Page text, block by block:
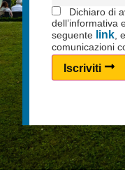
Dichiaro di
dell’informativa
seguente link ,
comunicazioni
Iscriviti